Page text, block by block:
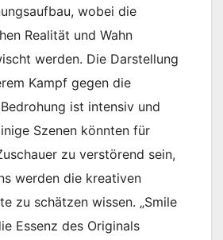
wobei die
Realität und Wahn
werden. Die Darstellung
Kampf gegen die
ist intensiv und
Szenen könnten für
zu verstörend sein,
werden die kreativen
zu schätzen wissen. „Smile
Essenz des Originals